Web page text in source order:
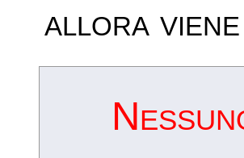
allora